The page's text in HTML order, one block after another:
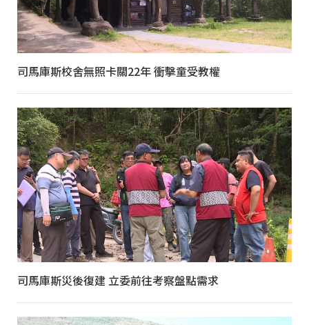
司馬庫斯校舍無照卡關22年 衝擊童受教權
司馬庫斯災後復建 立委前往考察盤點需求